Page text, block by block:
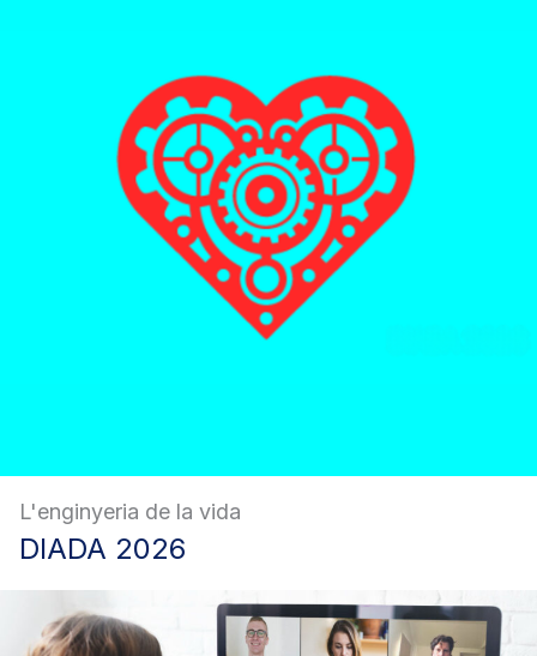
L'enginyeria de la vida
DIADA 2026